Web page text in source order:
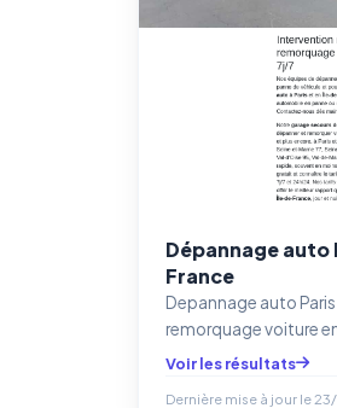
Dépannage
France
Depannage auto
remorquage voiture
Voir les résultats
Dernière mise à jour le